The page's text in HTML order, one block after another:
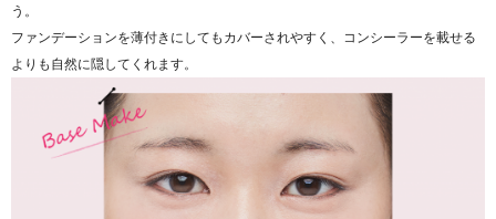
う。
ファンデーションを薄付きにしてもカバーされやすく、コンシーラーを載せる
よりも自然に隠してくれます。